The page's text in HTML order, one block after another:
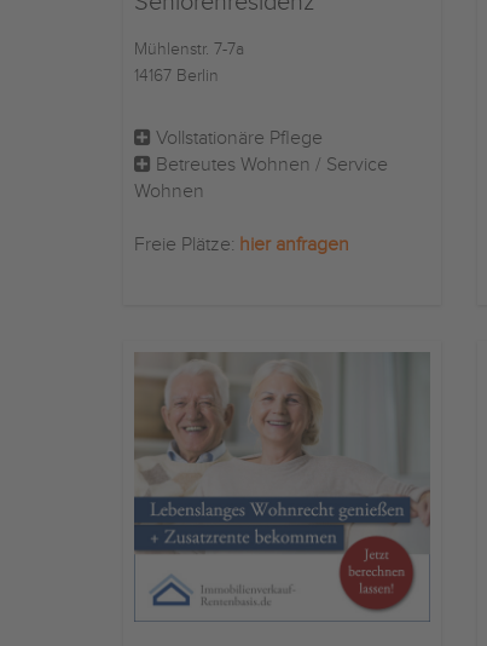
Mühlenstr. 7-7a
14167 Berlin
Vollstationäre Pflege
Betreutes Wohnen / Service
Wohnen
Freie Plätze: hier anfragen